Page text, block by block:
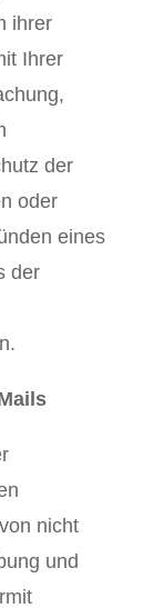
ihrer
Ihrer
der
oder
eines
der
nicht
und